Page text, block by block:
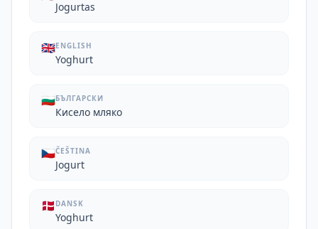
Jogurtas
🇬🇧ENGLISH
Yoghurt
🇧🇬БЪЛГАРСКИ
Кисело мляко
🇨🇿ČEŠTINA
Jogurt
🇩🇰 DANSK
Yoghurt